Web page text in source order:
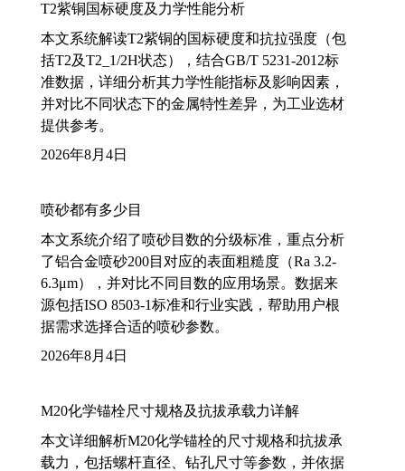
T2紫铜国标硬度及力学性能分析
本文系统解读T2紫铜的国标硬度和抗拉强度（包
括T2及T2_1/2H状态），结合GB/T 5231-2012标
准数据，详细分析其力学性能指标及影响因素，
并对比不同状态下的金属特性差异，为工业选材
提供参考。
2026年8月4日
喷砂都有多少目
本文系统介绍了喷砂目数的分级标准，重点分析
了铝合金喷砂200目对应的表面粗糙度（Ra 3.2-
6.3μm），并对比不同目数的应用场景。数据来
源包括ISO 8503-1标准和行业实践，帮助用户根
据需求选择合适的喷砂参数。
2026年8月4日
M20化学锚栓尺寸规格及抗拔承载力详解
本文详细解析M20化学锚栓的尺寸规格和抗拔承
载力，包括螺杆直径、钻孔尺寸等参数，并依据